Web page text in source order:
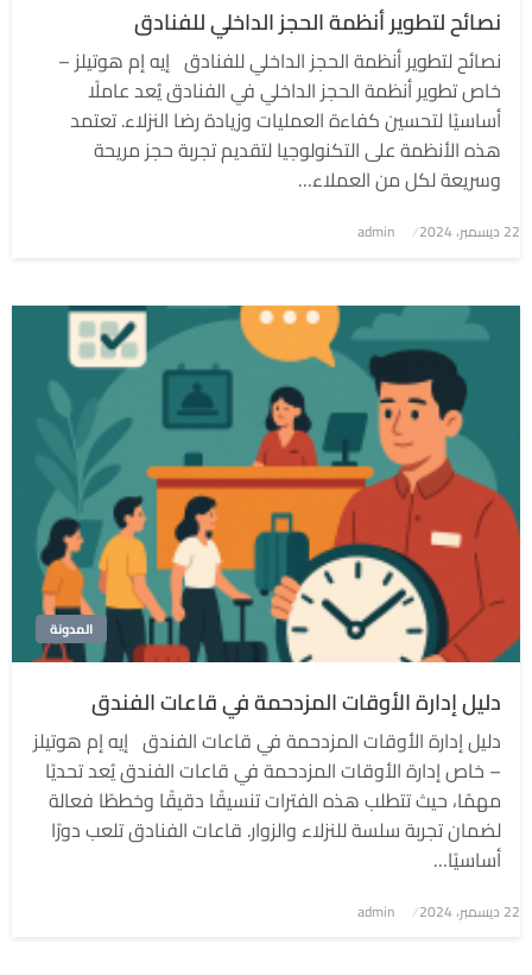
نصائح لتطوير أنظمة الحجز الداخلي للفنادق
نصائح لتطوير أنظمة الحجز الداخلي للفنادق إيه إم هوتيلز –
خاص تطوير أنظمة الحجز الداخلي في الفنادق يُعد عاملًا
أساسيًا لتحسين كفاءة العمليات وزيادة رضا النزلاء. تعتمد
هذه الأنظمة على التكنولوجيا لتقديم تجربة حجز مريحة
وسريعة لكل من العملاء…
نُشر
22 ديسمبر، 2024 admin
المدونة
دليل إدارة الأوقات المزدحمة في قاعات الفندق
دليل إدارة الأوقات المزدحمة في قاعات الفندق إيه إم هوتيلز
– خاص إدارة الأوقات المزدحمة في قاعات الفندق يُعد تحديًا
مهمًا، حيث تتطلب هذه الفترات تنسيقًا دقيقًا وخططًا فعالة
لضمان تجربة سلسة للنزلاء والزوار. قاعات الفنادق تلعب دورًا
أساسيًا…
نُشر
22 ديسمبر، 2024 admin